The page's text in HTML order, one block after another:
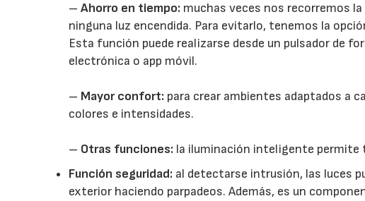
–Ahorro en tiempo: muchas veces nos recorremos
ninguna luz encendida. Para evitarlo, tenemos la
Esta función puede realizarse desde un pulsador de
electrónica o app móvil.
– Mayor confort: para crear ambientes adaptados a
colores e intensidades.
– Otras funciones: la iluminación inteligente permite
Función seguridad: al detectarse intrusión, las luces
exterior haciendo parpadeos. Además, es un